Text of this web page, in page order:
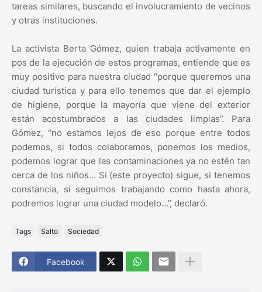
tareas similares, buscando el involucramiento de vecinos
y otras instituciones.
La activista Berta Gómez, quien trabaja activamente en
pos de la ejecución de estos programas, entiende que es
muy positivo para nuestra ciudad “porque queremos una
ciudad turística y para ello tenemos que dar el ejemplo
de higiene, porque la mayoría que viene del exterior
están acostumbrados a las ciudades limpias”. Para
Gómez, “no estamos lejos de eso porque entre todos
podemos, si todos colaboramos, ponemos los medios,
podemos lograr que las contaminaciones ya no estén tan
cerca de los niños… Si (este proyecto) sigue, si tenemos
constancia, si seguimos trabajando como hasta ahora,
podremos lograr una ciudad modelo…”, declaró.
Tags Salto Sociedad
Facebook